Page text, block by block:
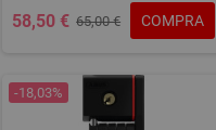
58,50 € 65,00 € COMPRA
-18,03%